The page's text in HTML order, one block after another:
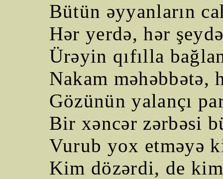
Bütün əyyanların
Hər yerdə, hər
Ürəyin qıfılla
Nakam
Gözünün yalançı
Bir xəncər zərbəsi
Vurub yox etməyə
Kim dözərdi, de